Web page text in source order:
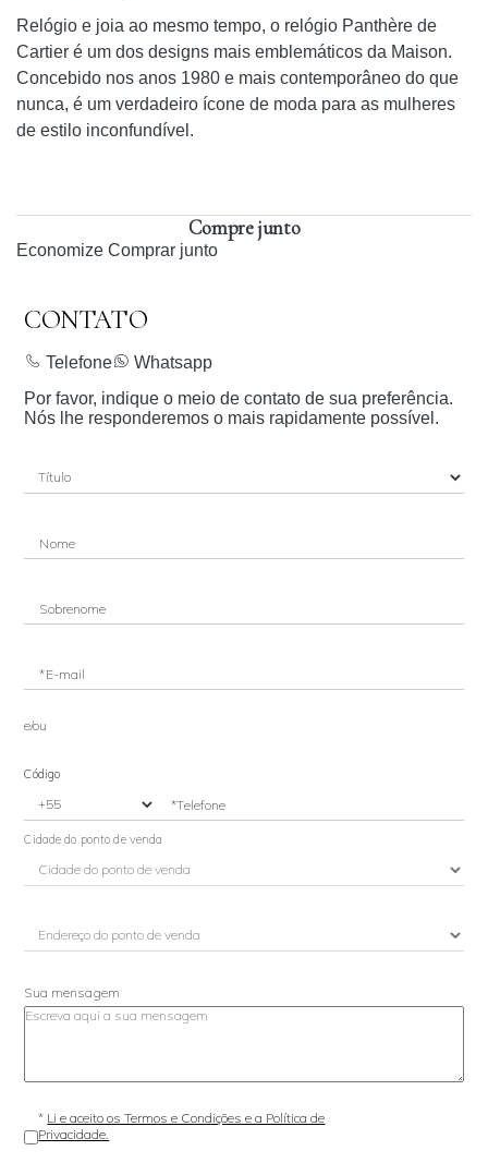
Relógio e joia ao mesmo tempo, o relógio Panthère de
Cartier é um dos designs mais emblemáticos da Maison.
Concebido nos anos 1980 e mais contemporâneo do que
nunca, é um verdadeiro ícone de moda para as mulheres
de estilo inconfundível.
Compre junto
Economize Comprar junto
CONTATO
Telefone
Whatsapp
Por favor, indique o meio de contato de sua preferência.
Nós lhe responderemos o mais rapidamente possível.
Nome
Sobrenome
*E-mail
e/ou
Código
*Telefone
Cidade do ponto de venda
Sua mensagem
* Li e aceito os Termos e Condições e a Política de
Privacidade.